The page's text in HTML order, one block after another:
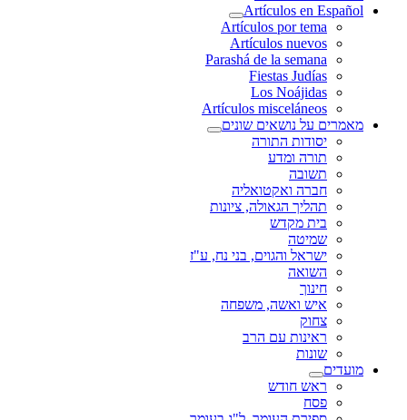
Artículos en Español
Artículos por tema
Artículos nuevos
Parashá de la semana
Fiestas Judías
Los Noájidas
Artículos misceláneos
מאמרים על נושאים שונים
יסודות התורה
תורה ומדע
תשובה
חברה ואקטואליה
תהליך הגאולה, ציונות
בית מקדש
שמיטה
ישראל והגוים, בני נח, ע"ז
השואה
חינוך
איש ואשה, משפחה
צחוק
ראינות עם הרב
שונות
מועדים
ראש חודש
פסח